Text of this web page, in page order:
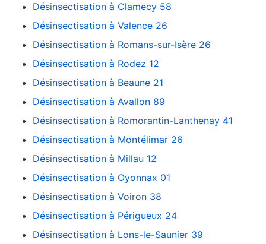
Désinsectisation à Clamecy 58
Désinsectisation à Valence 26
Désinsectisation à Romans-sur-Isère 26
Désinsectisation à Rodez 12
Désinsectisation à Beaune 21
Désinsectisation à Avallon 89
Désinsectisation à Romorantin-Lanthenay 41
Désinsectisation à Montélimar 26
Désinsectisation à Millau 12
Désinsectisation à Oyonnax 01
Désinsectisation à Voiron 38
Désinsectisation à Périgueux 24
Désinsectisation à Lons-le-Saunier 39